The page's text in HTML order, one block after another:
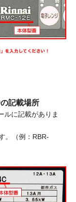
記載場所
ルに記載がありま
。（例：RBR-